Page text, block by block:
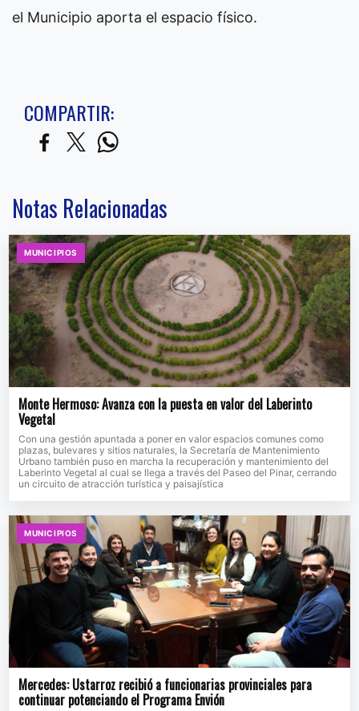
el Municipio aporta el espacio físico.
COMPARTIR:
Notas Relacionadas
MUNICIPIOS
Monte Hermoso: Avanza con la puesta en valor del Laberinto
Vegetal
Con una gestión apuntada a poner en valor espacios comunes como
plazas, bulevares y sitios naturales, la Secretaría de Mantenimiento
Urbano también puso en marcha la recuperación y mantenimiento del
Laberinto Vegetal al cual se llega a través del Paseo del Pinar, cerrando
un circuito de atracción turística y paisajística
MUNICIPIOS
Mercedes: Ustarroz recibió a funcionarias provinciales para
continuar potenciando el Programa Envión